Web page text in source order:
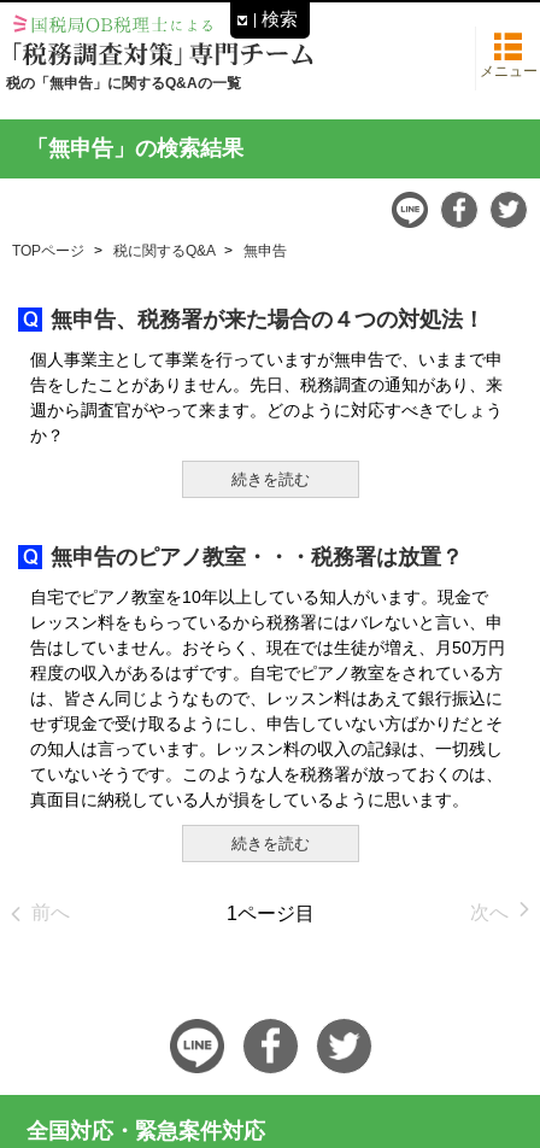
税の「無申告」に関するQ&Aの一覧
メニュー
「無申告」の検索結果
TOPページ 税に関するQ&A 無申告
無申告、税務署が来た場合の４つの対処法！
個人事業主として事業を行っていますが無申告で、いままで申
告をしたことがありません。先日、税務調査の通知があり、来
週から調査官がやって来ます。どのように対応すべきでしょう
か？
続きを読む
無申告のピアノ教室・・・税務署は放置？
自宅でピアノ教室を10年以上している知人がいます。現金で
レッスン料をもらっているから税務署にはバレないと言い、申
告はしていません。おそらく、現在では生徒が増え、月50万円
程度の収入があるはずです。自宅でピアノ教室をされている方
は、皆さん同じようなもので、レッスン料はあえて銀行振込に
せず現金で受け取るようにし、申告していない方ばかりだとそ
の知人は言っています。レッスン料の収入の記録は、一切残し
ていないそうです。このような人を税務署が放っておくのは、
真面目に納税している人が損をしているように思います。
続きを読む
前へ 1ページ目 次へ
全国対応・緊急案件対応
検索